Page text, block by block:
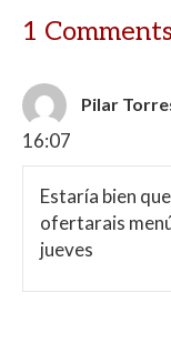
1
Pilar
16:07
Estaría bien
ofertarais
jueves